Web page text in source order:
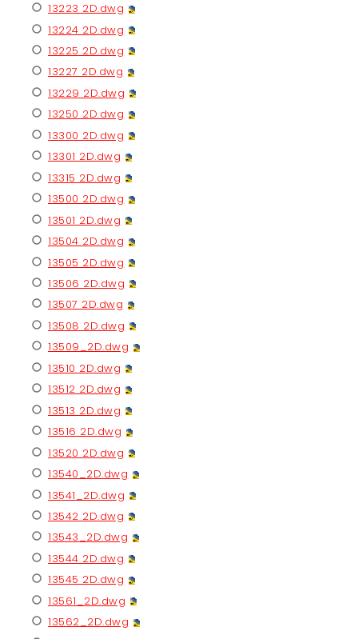
13223 2D.dwg
13224 2D.dwg
13225 2D.dwg
13227 2D.dwg
13229 2D.dwg
13250 2D.dwg
13300 2D.dwg
13301 2D.dwg
13315 2D.dwg
13500 2D.dwg
13501 2D.dwg
13504 2D.dwg
13505 2D.dwg
13506 2D.dwg
13507 2D.dwg
13508 2D.dwg
13509_2D.dwg
13510 2D.dwg
13512 2D.dwg
13513 2D.dwg
13516 2D.dwg
13520 2D.dwg
13540_2D.dwg
13541_2D.dwg
13542 2D.dwg
13543_2D.dwg
13544 2D.dwg
13545 2D.dwg
13561_2D.dwg
13562_2D.dwg